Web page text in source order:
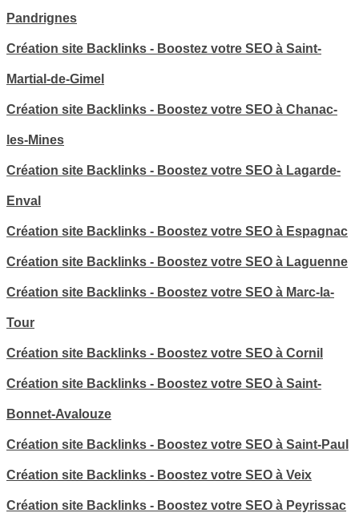
Pandrignes
Création site Backlinks - Boostez votre SEO à Saint-
Martial-de-Gimel
Création site Backlinks - Boostez votre SEO à Chanac-
les-Mines
Création site Backlinks - Boostez votre SEO à Lagarde-
Enval
Création site Backlinks - Boostez votre SEO à Espagnac
Création site Backlinks - Boostez votre SEO à Laguenne
Création site Backlinks - Boostez votre SEO à Marc-la-
Tour
Création site Backlinks - Boostez votre SEO à Cornil
Création site Backlinks - Boostez votre SEO à Saint-
Bonnet-Avalouze
Création site Backlinks - Boostez votre SEO à Saint-Paul
Création site Backlinks - Boostez votre SEO à Veix
Création site Backlinks - Boostez votre SEO à Peyrissac